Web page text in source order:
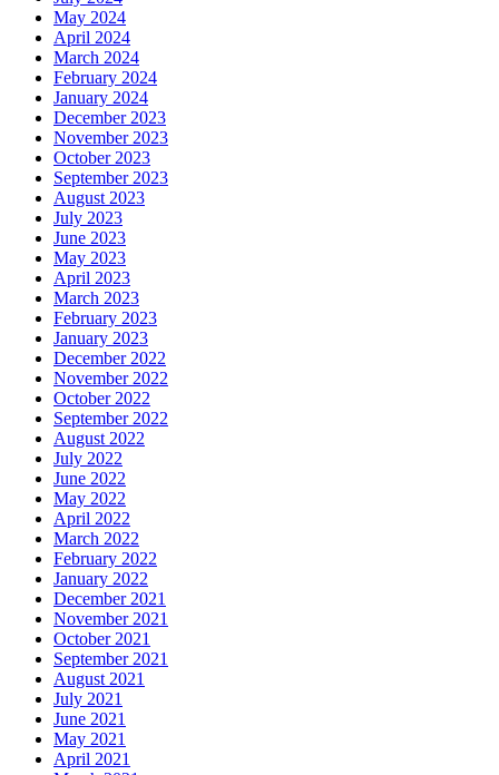
May 2024
April 2024
March 2024
February 2024
January 2024
December 2023
November 2023
October 2023
September 2023
August 2023
July 2023
June 2023
May 2023
April 2023
March 2023
February 2023
January 2023
December 2022
November 2022
October 2022
September 2022
August 2022
July 2022
June 2022
May 2022
April 2022
March 2022
February 2022
January 2022
December 2021
November 2021
October 2021
September 2021
August 2021
July 2021
June 2021
May 2021
April 2021